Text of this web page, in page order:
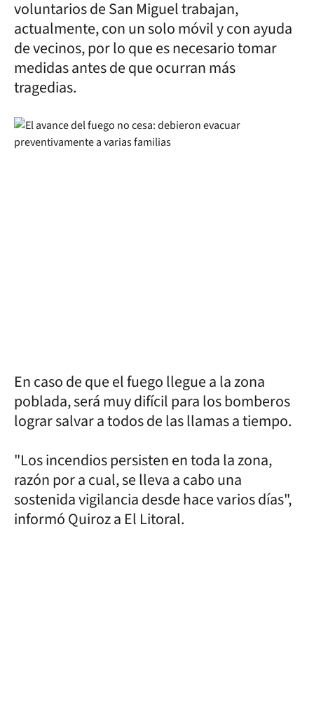
voluntarios de San Miguel trabajan,
actualmente, con un solo móvil y con ayuda
de vecinos, por lo que es necesario tomar
medidas antes de que ocurran más
tragedias.
En caso de que el fuego llegue a la zona
poblada, será muy difícil para los bomberos
lograr salvar a todos de las llamas a tiempo.
"Los incendios persisten en toda la zona,
razón por a cual, se lleva a cabo una
sostenida vigilancia desde hace varios días",
informó Quiroz a El Litoral.